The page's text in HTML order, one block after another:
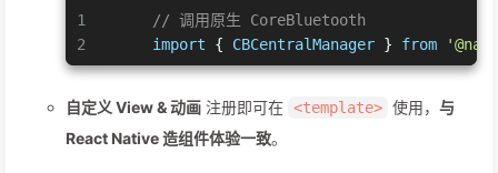
1
2
// 调用原生 CoreBluetooth
import { CBCentralManager } from
自定义 View & 动画 注册即可在 <template> 使用， 与
React Native 造组件体验一致。